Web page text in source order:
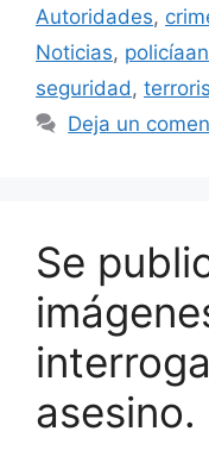
Autoridades,
Noticias,
seguridad ,
Deja un
Se
asesino.